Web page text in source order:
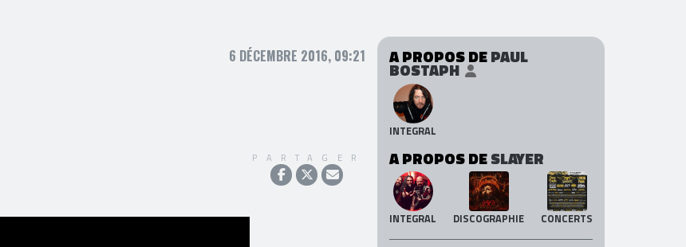
6 DÉCEMBRE 2016, 09:21
PARTAGER
A PROPOS DEPAUL
BOSTAPH
INTEGRAL
A PROPOS DESLAYER
INTEGRAL DISCOGRAPHIE CONCERTS